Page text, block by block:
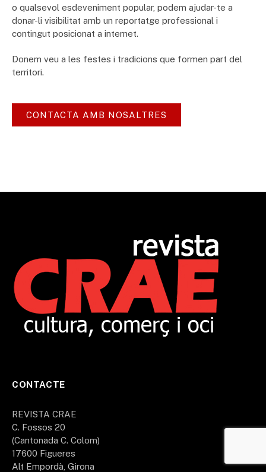
o qualsevol esdeveniment popular, podem ajudar-te a
donar-li visibilitat amb un reportatge professional i
contingut posicionat a internet.
Donem veu a les festes i tradicions que formen part del
territori.
CONTACTA AMB NOSALTRES
CONTACTE
REVISTA CRAE
C. Fossos 20
(Cantonada C. Colom)
17600 Figueres
Alt Empordà, Girona